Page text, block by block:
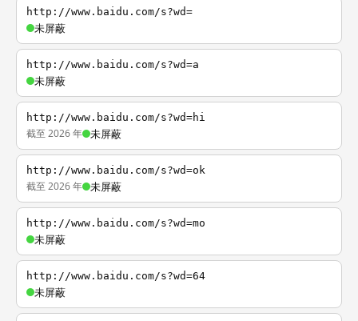
http://www.baidu.com/s?wd=
未屏蔽
http://www.baidu.com/s?wd=a
未屏蔽
http://www.baidu.com/s?wd=hi
截至 2026 年 未屏蔽
http://www.baidu.com/s?wd=ok
截至 2026 年 未屏蔽
http://www.baidu.com/s?wd=mo
未屏蔽
http://www.baidu.com/s?wd=64
未屏蔽